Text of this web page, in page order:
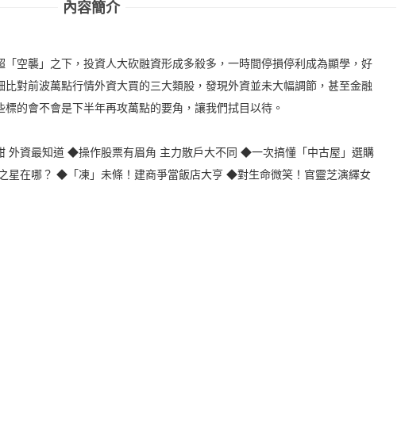
內容簡介
空襲」之下，投資人大砍融資形成多殺多，一時間停損停利成為顯學，好
對前波萬點行情外資大買的三大類股，發現外資並未大幅調節，甚至金融
的會不會是下半年再攻萬點的要角，讓我們拭目以待。
外資最知道 ◆操作股票有眉角 主力散戶大不同 ◆一次搞懂「中古屋」選購
星在哪？ ◆「凍」未條！建商爭當飯店大亨 ◆對生命微笑！官靈芝演繹女